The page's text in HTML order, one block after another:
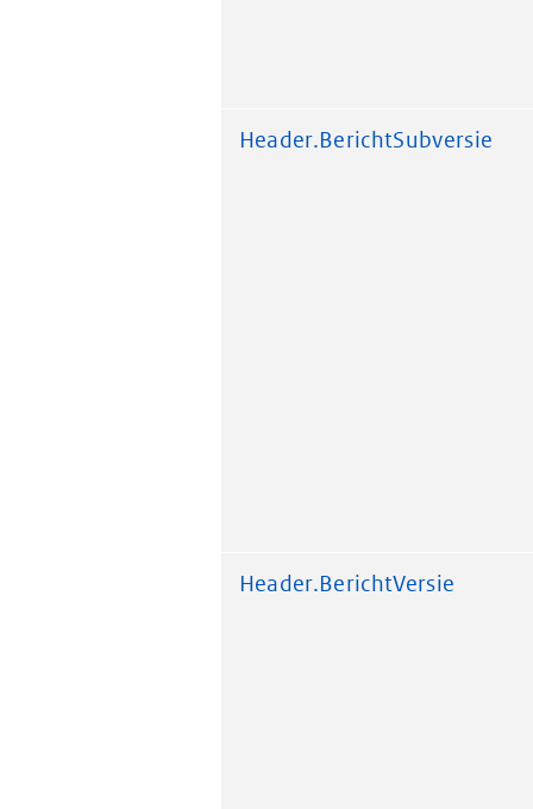
Header.BerichtSubversie
Header.BerichtVersie